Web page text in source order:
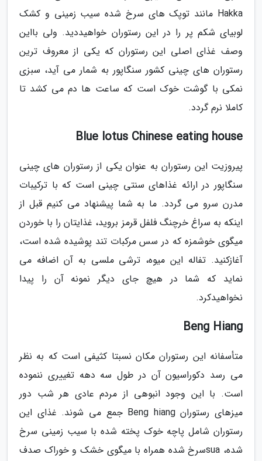
Hakka مانند توپک های سرخ شده سیب زمینی و کشک
لوبیای شکم پر را در این رستوران خواهیددید. ولی بااین
وصف غذای اصلی این رستوران که یکی از معروف ترین
رستوران های چینی کشور سنگاپور به شمار می آید، سبزی
نمکی با گوشت خوک است که ساعت ها دم می کشد تا
کاملا نرم گردد.
Blue lotus Chinese eating house
پیروزیت این رستوران به عنوان یکی از رستوران های چینی
سنگاپور در ارائه غذاهای سنتی چینی است که با ترکیبات
مدرن سرو می گردد. ما به شما پیشنهاد می کنیم قبل از
اینکه به سراغ خرچنگ فلفل قرمز بروید، غذایتان را با خوردن
میگوی خوشمزه که در سس مرکبات تند پوشیده شده است،
آغازکنید. تفاله این میوه، ترشی ملسی به آن اضافه می
نماید که شما در هیچ جای دیگر نمونه آن را پیدا
نخواهیدکرد.
Beng Hiang
متأسفانه این رستوران مکان نسبتا کثیفی است که به نظر
می رسد دکوراسیون آن در طول سه دهه تغییری ننموده
است. با این وجود انبوهی از مردم عادی هر شب دور
میزهای رستوران Beng hiang جمع می شوند. غذای این
رستوران شامل پاچه خوک پخته شده با سیب زمینی سرخ
شده، suaسرخ شده همراه با میگوی خشک و خوراک صدف